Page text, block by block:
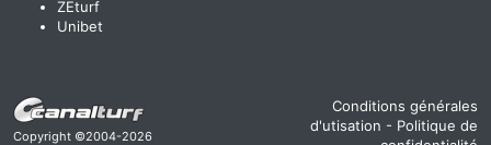
ZEturf
Unibet
Copyright ©2004-2026
Conditions générales
d'utisation - Politique de